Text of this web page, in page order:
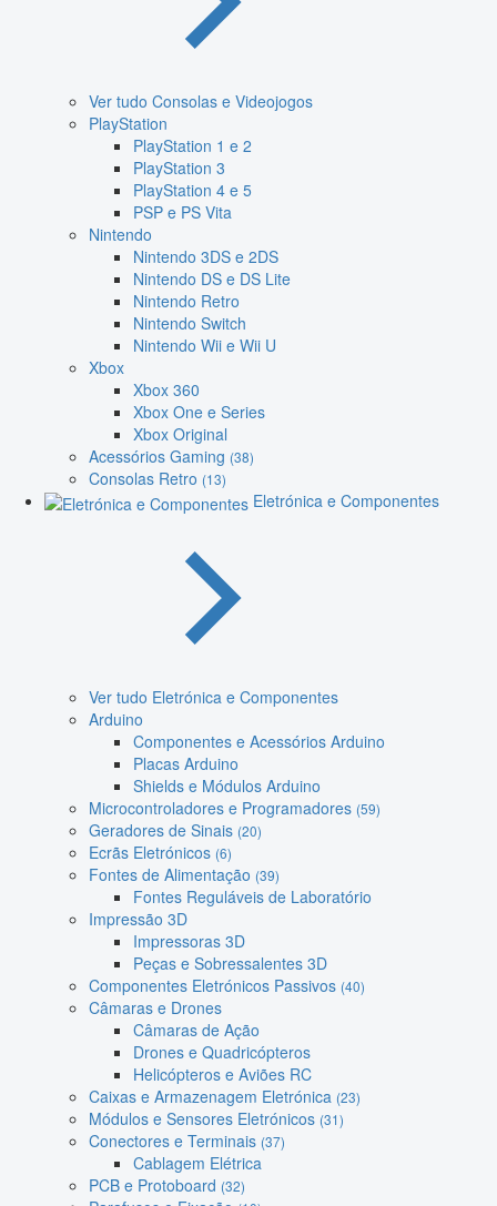
Ver tudo Consolas e Videojogos
PlayStation
PlayStation 1 e 2
PlayStation 3
PlayStation 4 e 5
PSP e PS Vita
Nintendo
Nintendo 3DS e 2DS
Nintendo DS e DS Lite
Nintendo Retro
Nintendo Switch
Nintendo Wii e Wii U
Xbox
Xbox 360
Xbox One e Series
Xbox Original
Acessórios Gaming (38)
Consolas Retro (13)
Eletrónica e Componentes
Ver tudo Eletrónica e Componentes
Arduino
Componentes e Acessórios Arduino
Placas Arduino
Shields e Módulos Arduino
Microcontroladores e Programadores (59)
Geradores de Sinais (20)
Ecrãs Eletrónicos (6)
Fontes de Alimentação (39)
Fontes Reguláveis de Laboratório
Impressão 3D
Impressoras 3D
Peças e Sobressalentes 3D
Componentes Eletrónicos Passivos (40)
Câmaras e Drones
Câmaras de Ação
Drones e Quadricópteros
Helicópteros e Aviões RC
Caixas e Armazenagem Eletrónica (23)
Módulos e Sensores Eletrónicos (31)
Conectores e Terminais (37)
Cablagem Elétrica
PCB e Protoboard (32)